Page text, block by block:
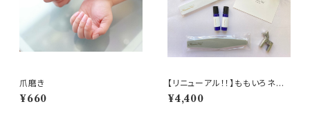
爪磨き
¥660
【リニューアル！！】ももいろネイ
ル セルフケアキット
¥4,400